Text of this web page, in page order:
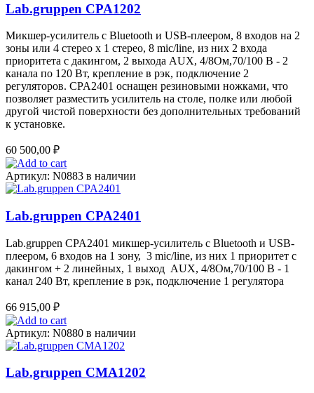
Lab.gruppen CPA1202
Микшер-усилитель с Bluetooth и USB-плеером, 8 входов на 2
зоны или 4 стерео x 1 стерео, 8 mic/line, из них 2 входа
приоритета с дакингом, 2 выхода AUX, 4/8Ом,70/100 B - 2
канала по 120 Вт, крепление в рэк, подключение 2
регуляторов. CPA2401 оснащен резиновыми ножками, что
позволяет разместить усилитель на столе, полке или любой
другой чистой поверхности без дополнительных требований
к установке.
60 500,00 ₽
Артикул: N0883 в наличии
Lab.gruppen CPA2401
Lab.gruppen CPA2401 микшер-усилитель с Bluetooth и USB-
плеером, 6 входов на 1 зону, 3 mic/line, из них 1 приоритет с
дакингом + 2 линейных, 1 выход AUX, 4/8Ом,70/100 B - 1
канал 240 Вт, крепление в рэк, подключение 1 регулятора
66 915,00 ₽
Артикул: N0880 в наличии
Lab.gruppen CMA1202